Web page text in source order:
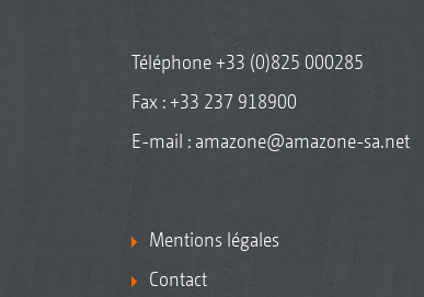
Téléphone+33 (0)825 000285
Fax : +33 237 918900
E-mail : amazone@amazone-sa.net
Mentions légales
Contact